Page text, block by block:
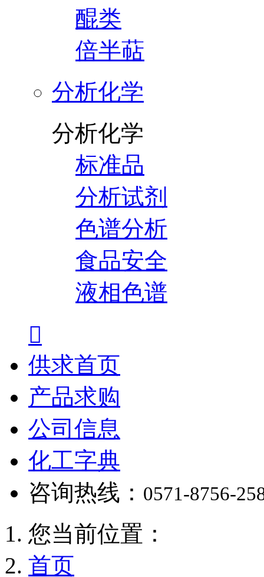
醌类
倍半萜
分析化学
分析化学
标准品
分析试剂
色谱分析
食品安全
液相色谱

供求首页
产品求购
公司信息
化工字典
咨询热线： 0571-8756-
您当前位置：
首页